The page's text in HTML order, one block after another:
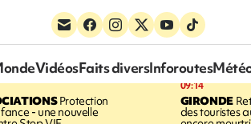
VidéosFaits diversInforoutes
Protection
- une nouvelle
09:14
GIRONDE
des touristes